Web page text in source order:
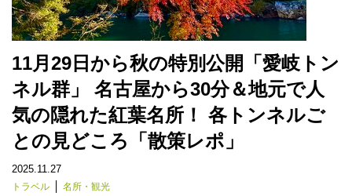
11月29日から秋の特別公開「愛岐トン
ネル群」 名古屋から30分＆地元で人
気の隠れた紅葉名所！ 各トンネルご
との見どころ「散策レポ」
2025.11.27
トラベル 名所・観光